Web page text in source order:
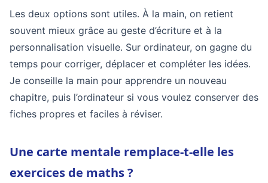
Les deux options sont utiles. À la main, on retient
souvent mieux grâce au geste d’écriture et à la
personnalisation visuelle. Sur ordinateur, on gagne du
temps pour corriger, déplacer et compléter les idées.
Je conseille la main pour apprendre un nouveau
chapitre, puis l’ordinateur si vous voulez conserver des
fiches propres et faciles à réviser.
Une carte mentale remplace-t-elle les
exercices de maths ?